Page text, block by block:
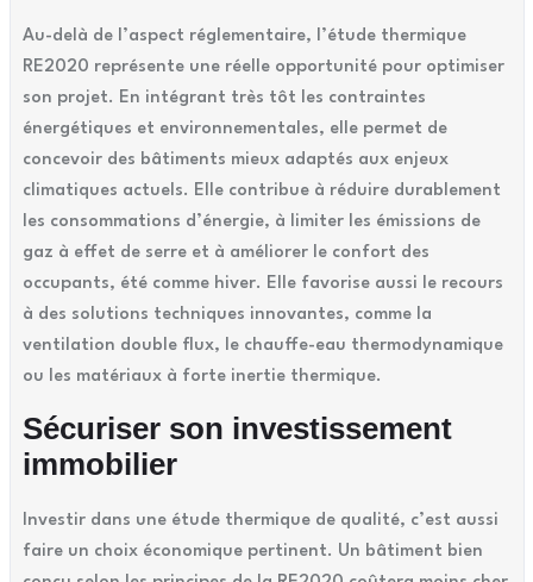
Au-delà de l’aspect réglementaire, l’étude thermique
RE2020 représente une réelle opportunité pour optimiser
son projet. En intégrant très tôt les contraintes
énergétiques et environnementales, elle permet de
concevoir des bâtiments mieux adaptés aux enjeux
climatiques actuels. Elle contribue à réduire durablement
les consommations d’énergie, à limiter les émissions de
gaz à effet de serre et à améliorer le confort des
occupants, été comme hiver. Elle favorise aussi le recours
à des solutions techniques innovantes, comme la
ventilation double flux, le chauffe-eau thermodynamique
ou les matériaux à forte inertie thermique.
Sécuriser son investissement
immobilier
Investir dans une étude thermique de qualité, c’est aussi
faire un choix économique pertinent. Un bâtiment bien